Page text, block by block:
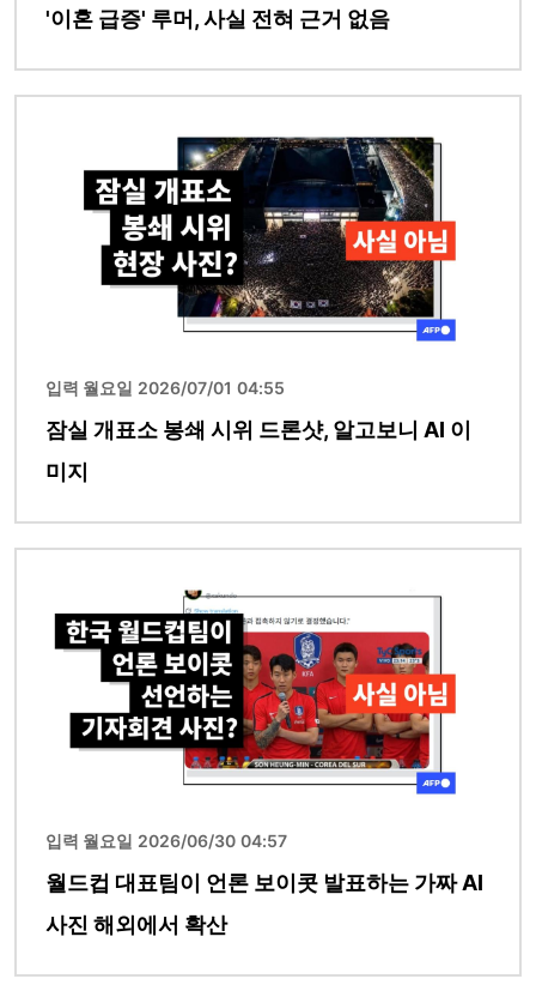
'이혼 급증' 루머, 사실 전혀 근거 없음
입력 월요일 2026/07/01 04:55
잠실 개표소 봉쇄 시위 드론샷, 알고보니 AI 이
미지
입력 월요일 2026/06/30 04:57
월드컵 대표팀이 언론 보이콧 발표하는 가짜 AI
사진 해외에서 확산